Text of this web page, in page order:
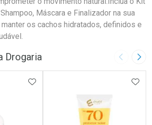
Máscara e Finalizador na sua
os cachos hidratados, definidos e
Drogaria Imagem
ADICIONAR AOS FAVORITOS